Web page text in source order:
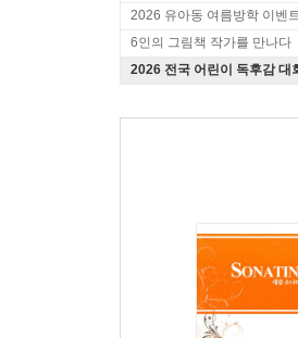
2026 유아동 여름방학 이벤
6인의 그림책 작가를 만나다
2026 전국 어린이 독후감 대